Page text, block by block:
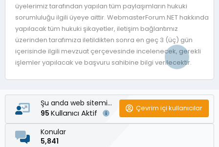
üyelerimiz tarafından yapılan tüm paylaşımların hukuki
sorumluluğu ilgili üyeye aittir. WebmasterForum.NET hakkında
yapılacak tüm hukuki şikayetler, iletişim bağlantımız
üzerinden tarafımıza iletildikten sonra en geç 3 (üç) gün
içerisinde ilgili mevzuat çerçevesinde incelenecek, gerekli
işlemler yapılacak ve başvuru sahibine bilgi verilecektir.
Şu anda web sitemizde
95 Kullanıcı Aktif Çevrim içi kullanıcılar
Konular
5,841